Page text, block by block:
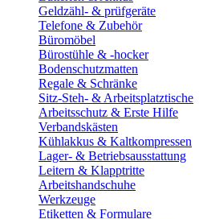
Geldzähl- & prüfgeräte
Telefone & Zubehör
Büromöbel
Bürostühle & -hocker
Bodenschutzmatten
Regale & Schränke
Sitz-Steh- & Arbeitsplatztische
Arbeitsschutz & Erste Hilfe
Verbandskästen
Kühlakkus & Kaltkompressen
Lager- & Betriebsausstattung
Leitern & Klapptritte
Arbeitshandschuhe
Werkzeuge
Etiketten & Formulare